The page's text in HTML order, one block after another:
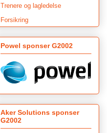
Trenere og lagledelse
Forsikring
Powel sponser G2002
Aker Solutions sponser
G2002